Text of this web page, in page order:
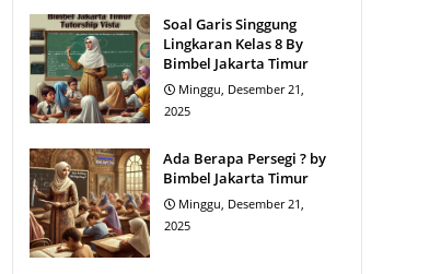
Soal Garis Singgung
Lingkaran Kelas 8 By
Bimbel Jakarta Timur
Minggu, Desember 21,
2025
Ada Berapa Persegi ? by
Bimbel Jakarta Timur
Minggu, Desember 21,
2025